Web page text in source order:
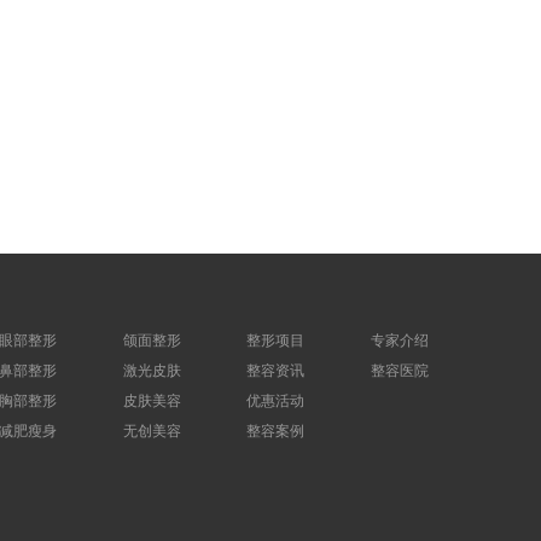
眼部整形
鼻部整形
胸部整形
减肥瘦身
颌面整形
激光皮肤
皮肤美容
无创美容
整形项目
整容资讯
优惠活动
整容案例
专家介绍
整容医院